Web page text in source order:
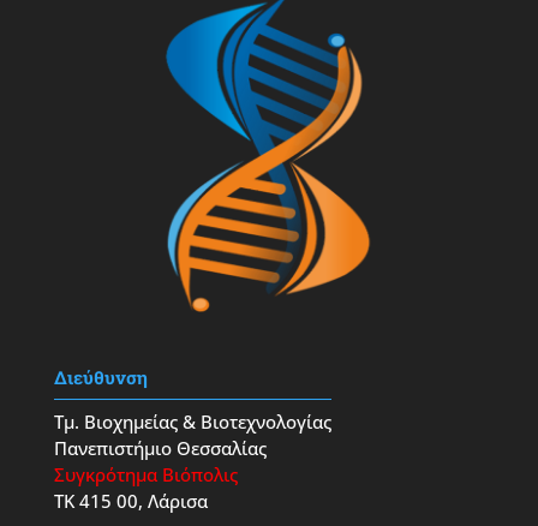
Διεύθυνση
Τμ. Βιοχημείας & Βιοτεχνολογίας
Πανεπιστήμιο Θεσσαλίας
Συγκρότημα Βιόπολις
ΤΚ 415 00, Λάρισα